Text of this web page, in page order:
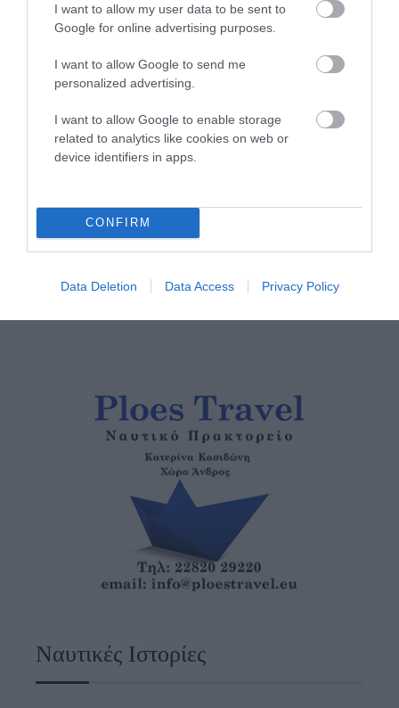
I want to allow my user data to be sent to
Google for online advertising purposes.
I want to allow Google to send me
personalized advertising.
I want to allow Google to enable storage
related to analytics like cookies on web or
device identifiers in apps.
CONFIRM
Data Deletion Data Access Privacy Policy
καλοκαίρια στην Άνδρο –
Από τον 19ο αιώνα μέχρι
και την δεκαετία του 1970
08/08/2026
ΟΡΜΟΣ ΚΟΡΘΙΟΥ: Όταν η
φωτογραφία γίνεται μνήμη
08/08/2026
ΤΟΥΡΙΣΜΟ: Η φέρουσα
08/08/2026
Ναυτικές Ιστορίες